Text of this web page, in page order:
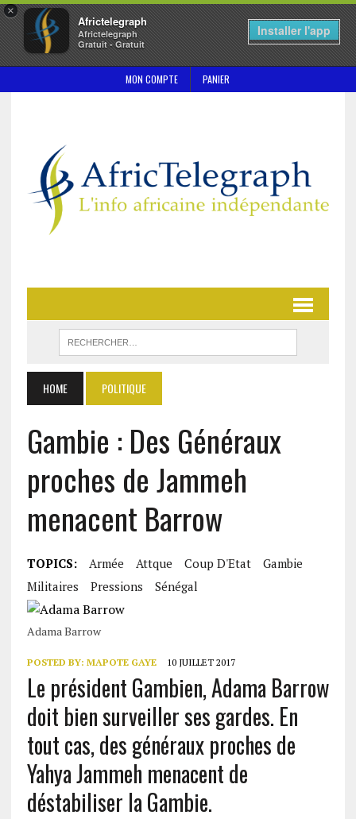
×
Africtelegraph
Africtelegraph
Gratuit - Gratuit
Installer l'app
MON COMPTE PANIER
HOME POLITIQUE
Gambie : Des Généraux
proches de Jammeh
menacent Barrow
TOPICS: Armée Attque Coup D'Etat
Gambie
Militaires
Pressions Sénégal
Adama Barrow
POSTED BY: MAPOTE GAYE 10 JUILLET 2017
Le président Gambien, Adama Barrow
doit bien surveiller ses gardes. En
tout cas, des généraux proches de
Yahya Jammeh menacent de
déstabiliser la Gambie.